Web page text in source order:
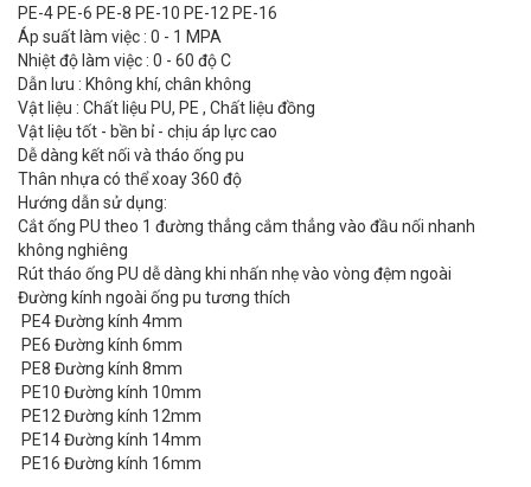
PE-4 PE-6 PE-8 PE-10 PE-12 PE-16
Áp suất làm việc : 0 - 1 MPA
Nhiệt độ làm việc : 0 - 60 độ C
Dẫn lưu : Không khí, chân không
Vật liệu : Chất liệu PU, PE , Chất liệu đồng
Vật liệu tốt - bền bỉ - chịu áp lực cao
Dễ dàng kết nối và tháo ống pu
Thân nhựa có thể xoay 360 độ
Hướng dẫn sử dụng:
Cắt ống PU theo 1 đường thẳng cắm thẳng vào đầu nối nhanh
không nghiêng
Rút tháo ống PU dễ dàng khi nhấn nhẹ vào vòng đệm ngoài
Đường kính ngoài ống pu tương thích
PE4 Đường kính 4mm
PE6 Đường kính 6mm
PE8 Đường kính 8mm
PE10 Đường kính 10mm
PE12 Đường kính 12mm
PE14 Đường kính 14mm
PE16 Đường kính 16mm